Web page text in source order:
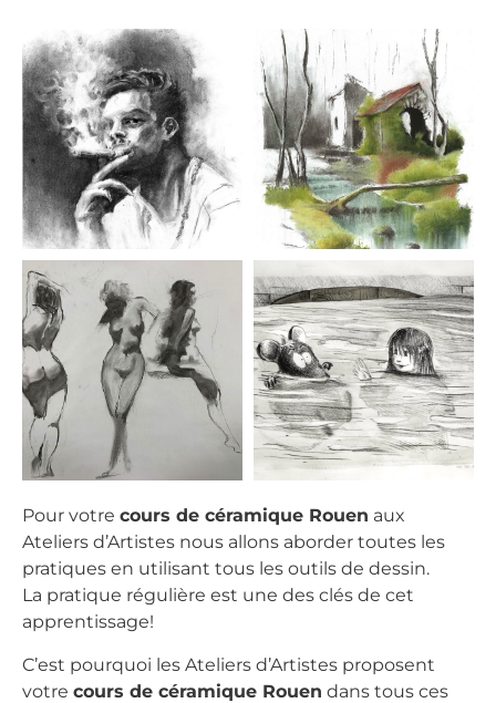
Pour votre cours de céramique Rouen aux
Ateliers d’Artistes nous allons aborder toutes les
pratiques en utilisant tous les outils de dessin.
La pratique régulière est une des clés de cet
apprentissage!
C’est pourquoi les Ateliers d’Artistes proposent
votre cours de céramique Rouen dans tous ces